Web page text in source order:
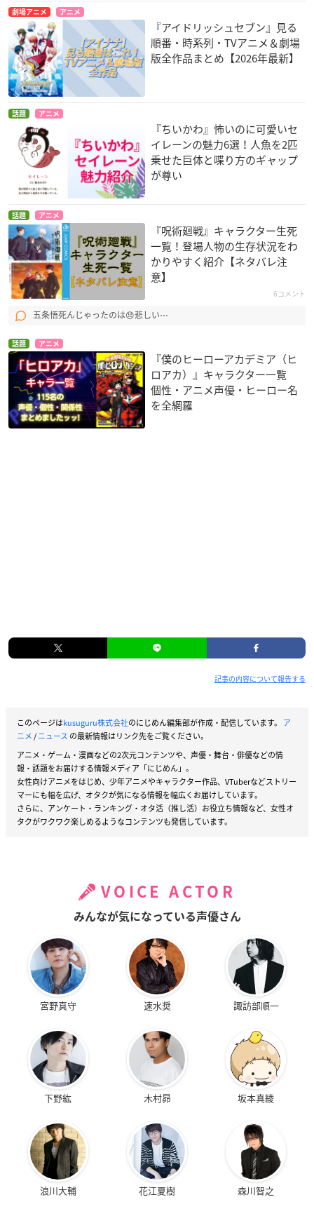
劇場アニメ アニメ
『アイドリッシュセブン』見る
順番・時系列・TVアニメ＆劇場
版全作品まとめ【2026年最新】
話題 アニメ
『ちいかわ』怖いのに可愛いセ
イレーンの魅力6選！人魚を2匹
乗せた巨体と喋り方のギャップ
が尊い
話題 アニメ
『呪術廻戦』キャラクター生死
一覧！登場人物の生存状況をわ
かりやすく紹介【ネタバレ注
意】
6コメント
五条悟死んじゃったのは😞悲しい⋯
話題 アニメ
『僕のヒーローアカデミア（ヒ
ロアカ）』キャラクター一覧
個性・アニメ声優・ヒーロー名
を全網羅
記事の内容について報告する
このページはkusuguru株式会社のにじめん編集部が作成・配信しています。 ア
ニメ/ニュース の最新情報はリンク先をご覧ください。
アニメ・ゲーム・漫画などの2次元コンテンツや、声優・舞台・俳優などの情
報・話題をお届けする情報メディア「にじめん」。
女性向けアニメをはじめ、少年アニメやキャラクター作品、VTuberなどストリー
マーにも幅を広げ、オタクが気になる情報を幅広くお届けしています。
さらに、アンケート・ランキング・オタ活（推し活）お役立ち情報など、女性オ
タクがワクワク楽しめるようなコンテンツも発信しています。
VOICE ACTOR
みんなが気になっている声優さん
宮野真守 速水奨 諏訪部順一
下野紘 木村昴 坂本真綾
浪川大輔 花江夏樹 森川智之